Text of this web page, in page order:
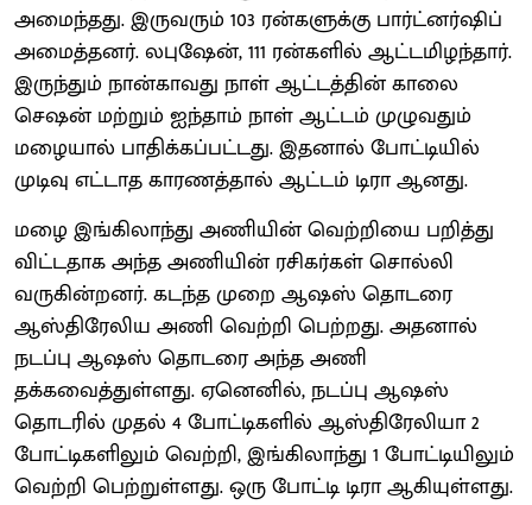
அமைந்தது. இருவரும் 103 ரன்களுக்கு பார்ட்னர்ஷிப்
அமைத்தனர். லபுஷேன், 111 ரன்களில் ஆட்டமிழந்தார்.
இருந்தும் நான்காவது நாள் ஆட்டத்தின் காலை
செஷன் மற்றும் ஐந்தாம் நாள் ஆட்டம் முழுவதும்
மழையால் பாதிக்கப்பட்டது. இதனால் போட்டியில்
முடிவு எட்டாத காரணத்தால் ஆட்டம் டிரா ஆனது.
மழை இங்கிலாந்து அணியின் வெற்றியை பறித்து
விட்டதாக அந்த அணியின் ரசிகர்கள் சொல்லி
வருகின்றனர். கடந்த முறை ஆஷஸ் தொடரை
ஆஸ்திரேலிய அணி வெற்றி பெற்றது. அதனால்
நடப்பு ஆஷஸ் தொடரை அந்த அணி
தக்கவைத்துள்ளது. ஏனெனில், நடப்பு ஆஷஸ்
தொடரில் முதல் 4 போட்டிகளில் ஆஸ்திரேலியா 2
போட்டிகளிலும் வெற்றி, இங்கிலாந்து 1 போட்டியிலும்
வெற்றி பெற்றுள்ளது. ஒரு போட்டி டிரா ஆகியுள்ளது.